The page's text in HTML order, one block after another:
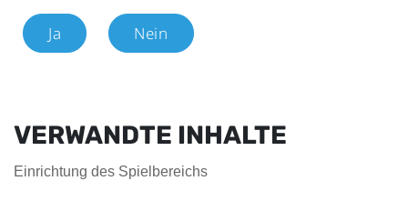
Ja Nein
VERWANDTE INHALTE
Einrichtung des Spielbereichs